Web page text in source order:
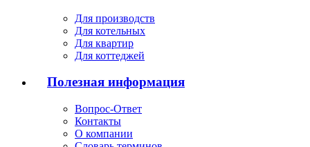
Для производств
Для котельных
Для квартир
Для коттеджей
Полезная информация
Вопрос-Ответ
Контакты
О компании